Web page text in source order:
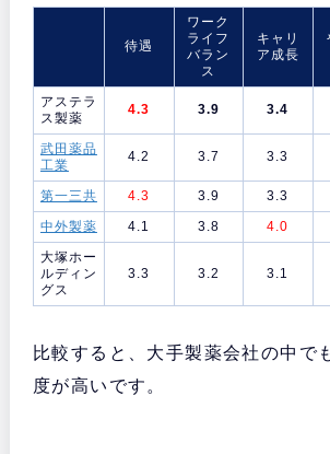
待遇
ワーク
ライフ
バラン
ス
キャリ
ア成長
アステラ
ス製薬
4.3 3.9 3.4
武田薬品
工業
4.2 3.7 3.3
第一三共 4.3 3.9 3.3
中外製薬
4.1 3.8 4.0
大塚ホー
ルディン
グス
3.3 3.2 3.1
比較すると、大手製薬会社の中で
度が高いです。